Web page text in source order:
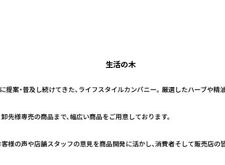
生活の木
に提案・普及し続けてきた、ライフスタイルカンパニー。 厳選したハーブや
先様専売の商品まで、幅広い商品をご用意しております。
様の声や店舗スタッフの意見を商品開発に活かし、消費者そして販売店の